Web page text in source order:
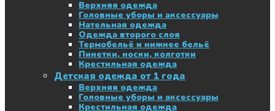
Верхняя одежда
Головные уборы и аксессуары
Нательная одежда
Одежда второго слоя
Термобельё и нижнее бельё
Пинетки, носки, колготки
Крестильная одежда
Детская одежда от 1 года
Верхняя одежда
Головные уборы и аксессуары
Крестильная одежда